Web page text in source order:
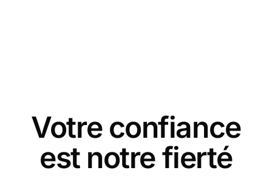
Votre confiance
est notre fierté